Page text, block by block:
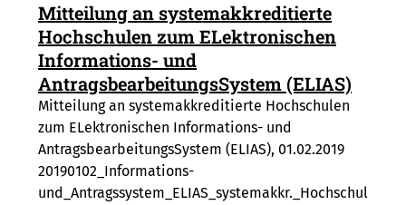
Mitteilung an systemakkreditierte
Hochschulen zum ELektronischen
Informations- und
AntragsbearbeitungsSystem (ELIAS)
Mitteilung an systemakkreditierte Hochschulen
zum ELektronischen Informations- und
AntragsbearbeitungsSystem (ELIAS), 01.02.2019
20190102_Informations-
und_Antragssystem_ELIAS_systemakkr._Hochschul